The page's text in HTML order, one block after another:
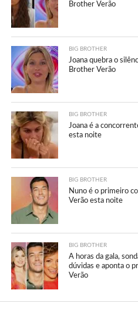
Brother Verão
BIG BROTHER
Joana quebra o
Brother Verão
BIG BROTHER
Joana é a
esta noite
BIG BROTHER
Nuno é o primeiro
Verão esta noite
BIG BROTHER
A horas da gala,
dúvidas e aponta o
Verão